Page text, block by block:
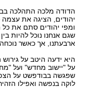
הדודה מלכה התהלכה
יהודים, הציגה את עצמה
ומפי יהודים סתם את כל
שגם אנחנו נוכל להיות
ארבעתנו, אך כאשר
היא ידעה היטב על
על "יישוב מחדש" ועל
שפגשה בבודפשט על
לוקה בנפשה ואפילו